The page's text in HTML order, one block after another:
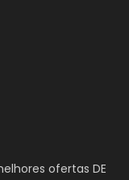
ofertas DE